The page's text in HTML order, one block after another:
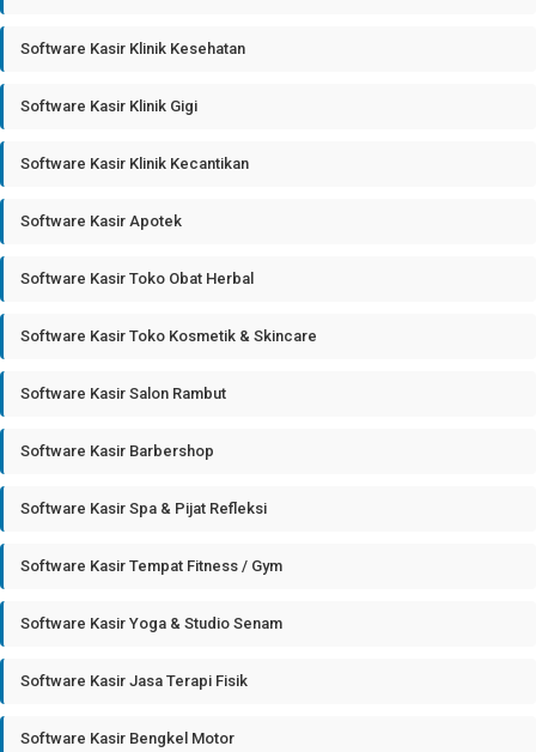
Software Kasir Klinik Kesehatan
Software Kasir Klinik Gigi
Software Kasir Klinik Kecantikan
Software Kasir Apotek
Software Kasir Toko Obat Herbal
Software Kasir Toko Kosmetik & Skincare
Software Kasir Salon Rambut
Software Kasir Barbershop
Software Kasir Spa & Pijat Refleksi
Software Kasir Tempat Fitness / Gym
Software Kasir Yoga & Studio Senam
Software Kasir Jasa Terapi Fisik
Software Kasir Bengkel Motor